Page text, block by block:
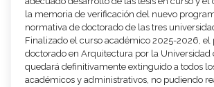
la memoria de verificación del nuevo
normativa de doctorado de las tres
Finalizado el curso académico 2025-2026, el
doctorado en Arquitectura por la Universidad
quedará definitivamente extinguido a todos
académicos y administrativos, no pudiendo